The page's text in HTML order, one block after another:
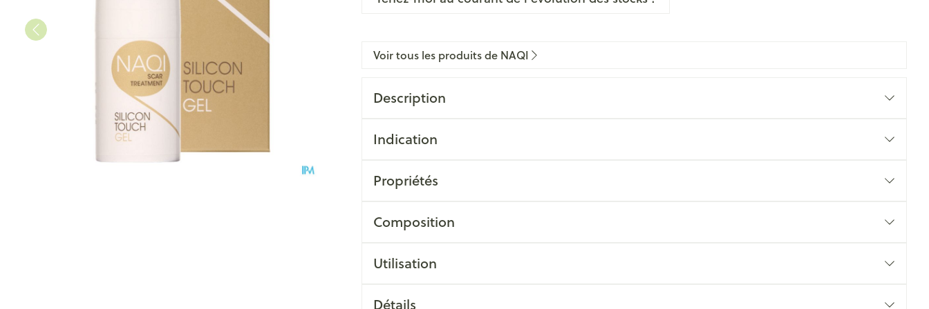
Voir tous les produits de NAQI
Description
Indication
Propriétés
Composition
Utilisation
Détails